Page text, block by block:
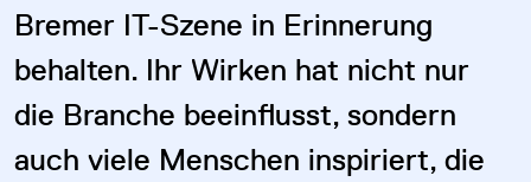
Bremer IT-Szene in Erinnerung
behalten. Ihr Wirken hat nicht nur
die Branche beeinflusst, sondern
auch viele Menschen inspiriert, die